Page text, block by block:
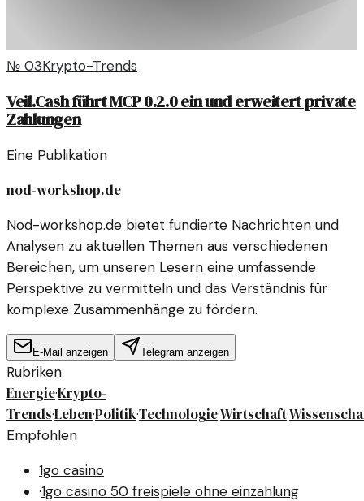
№ 03Krypto-Trends
Veil.Cash führt MCP 0.2.0 ein und erweitert private
Zahlungen
Eine Publikation
nod-workshop.de
Nod-workshop.de bietet fundierte Nachrichten und
Analysen zu aktuellen Themen aus verschiedenen
Bereichen, um unseren Lesern eine umfassende
Perspektive zu vermitteln und das Verständnis für
komplexe Zusammenhänge zu fördern.
E-Mail anzeigen Telegram anzeigen
Rubriken
Energie·Krypto-
Trends·Leben·Politik·Technologie·Wirtschaft·
Empfohlen
1go casino
·1go casino 50 freispiele ohne einzahlung